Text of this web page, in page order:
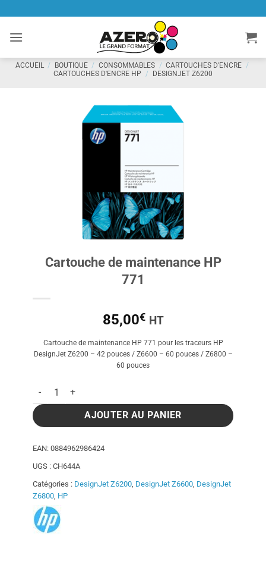
contenu
ACCUEIL / BOUTIQUE / CONSOMMABLES / CARTOUCHES D'ENCRE /
CARTOUCHES D'ENCRE HP / DESIGNJET Z6200
Cartouche de maintenance HP
771
85,00€ HT
Cartouche de maintenance HP 771 pour les traceurs HP
DesignJet Z6200 – 42 pouces / Z6600 – 60 pouces / Z6800 –
60 pouces
quantité de Cartouche de maintenance HP 771
AJOUTER AU PANIER
EAN: 0884962986424
UGS : CH644A
Catégories : DesignJet Z6200, DesignJet Z6600, DesignJet
Z6800, HP